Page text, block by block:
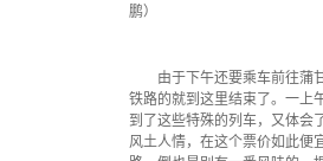
鹏）
由于下午还要乘车前往蒲
铁路的就到这里结束了。一上
到了这些特殊的列车，又体会
风土人情，在这个票价如此便